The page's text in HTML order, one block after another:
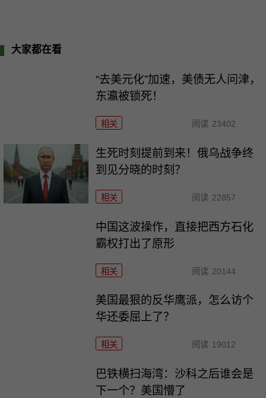
大家都在看
“去美元化”加速，美债无人问津，
东瀛被锁死！
相关 阅读 23402
生死时刻提前到来！俄乌战争终
到见分晓的时刻？
相关 阅读 22857
中国这波操作，直接把西方石化
霸权打出了原形
相关 阅读 20144
美国最狠的反华鹰派，怎么访个
华还委屈上了？
相关 阅读 19012
巴铁横扫海湾：沙科之后谁会是
下一个？美国懵了